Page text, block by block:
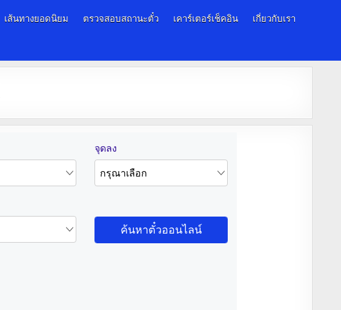
เส้นทางยอดนิยม ตรวจสอบสถานะตั๋ว เคาร์เตอร์เช็คอิน
เกี่ยวกับเรา